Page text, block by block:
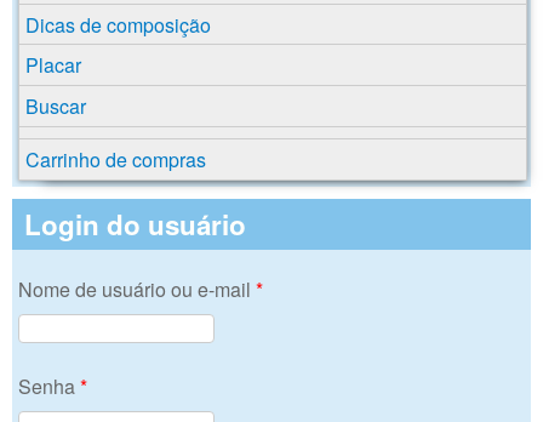
Dicas de composição
Placar
Buscar
Carrinho de compras
Login do usuário
Nome de usuário ou e-mail *
Senha*